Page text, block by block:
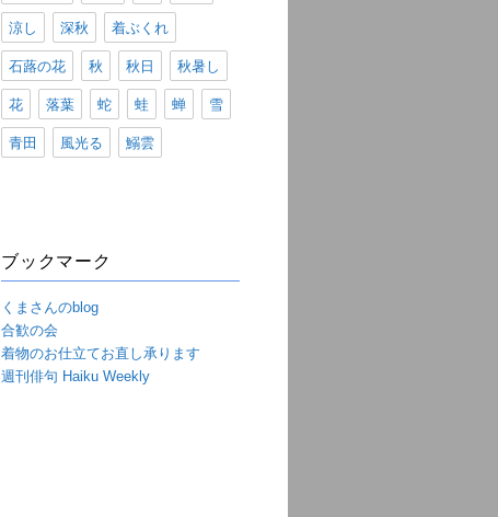
涼し 深秋 着ぶくれ
石蕗の花 秋 秋日 秋暑し
花 落葉 蛇 蛙 蝉 雪
青田 風光る 鰯雲
ブックマーク
くまさんのblog
合歓の会
着物のお仕立てお直し承ります
週刊俳句 Haiku Weekly